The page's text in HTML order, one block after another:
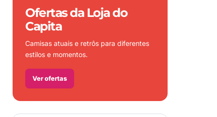
Ofertas da Loja do
Capita
Camisas atuais e retrôs para diferentes
estilos e momentos.
Ver ofertas